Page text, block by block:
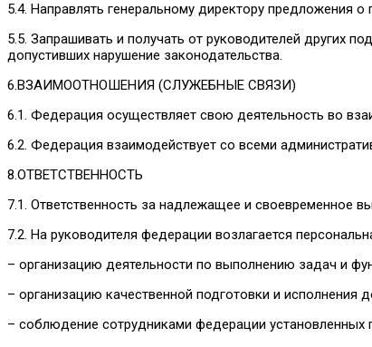
5.4. Направлять генеральному директору
5.5. Запрашивать и получать от руководителей других
допустивших нарушение законодательства.
6.ВЗАИМООТНОШЕНИЯ (СЛУЖЕБНЫЕ СВЯЗИ)
6.1. Федерация осуществляет свою деятельность во
6.2. Федерация взаимодействует со всеми
8.ОТВЕТСТВЕННОСТЬ
7.1. Ответственность за надлежащее и своевременное
7.2. На руководителя федерации возлагается
– организацию деятельности по выполнению задач и
– организацию качественной подготовки и исполнения
– соблюдение сотрудниками федерации установленных